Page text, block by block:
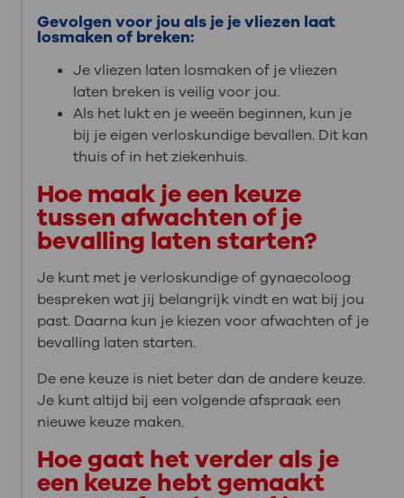
Gevolgen voor jou als je je vliezen laat
losmaken of breken:
Je vliezen laten losmaken of je vliezen
laten breken is veilig voor jou.
Als het lukt en je weeën beginnen, kun je
bij je eigen verloskundige bevallen. Dit kan
thuis of in het ziekenhuis.
Hoe maak je een keuze
tussen afwachten of je
bevalling laten starten?
Je kunt met je verloskundige of gynaecoloog
bespreken wat jij belangrijk vindt en wat bij jou
past. Daarna kun je kiezen voor afwachten of je
bevalling laten starten.
De ene keuze is niet beter dan de andere keuze.
Je kunt altijd bij een volgende afspraak een
nieuwe keuze maken.
Hoe gaat het verder als je
een keuze hebt gemaakt